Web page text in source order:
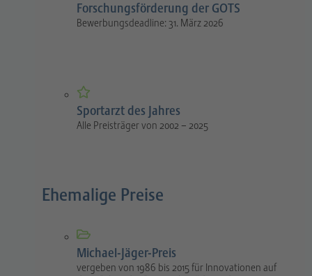
Forschungsförderung der GOTS
Bewerbungsdeadline: 31. März 2026
Sportarzt des Jahres
Alle Preisträger von 2002 – 2025
Ehemalige Preise
Michael-Jäger-Preis
vergeben von 1986 bis 2015 für Innovationen auf